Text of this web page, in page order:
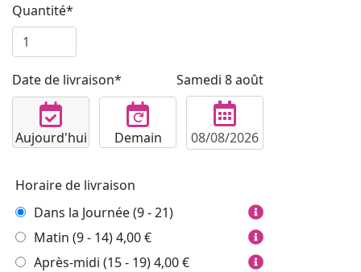
Quantité*
Date de livraison* Samedi 8 août
Aujourd'hui Demain
Horaire de livraison
Dans la Journée (9 - 21)
Matin (9 - 14)4,00 €
Après-midi (15 - 19)4,00 €